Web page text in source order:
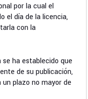
por la cual el
el día de la licencia,
con la
ha establecido que
de su publicación,
plazo no mayor de